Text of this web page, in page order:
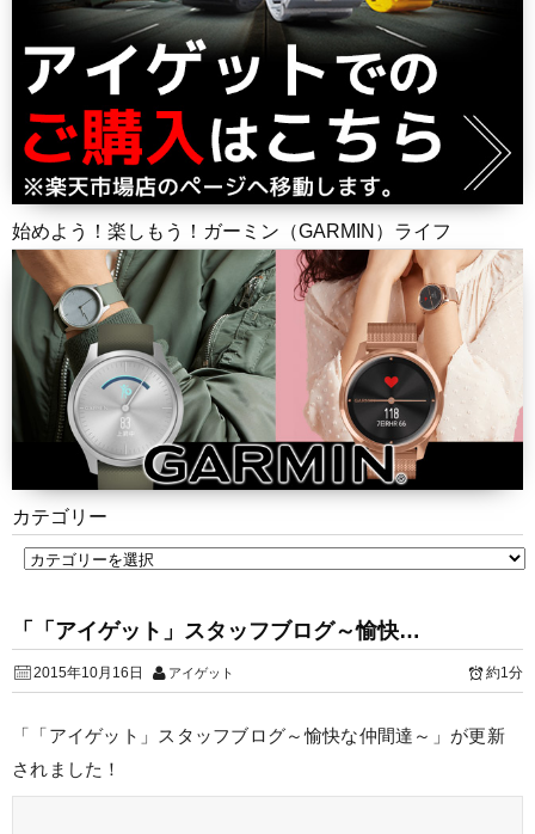
始めよう！楽しもう！ガーミン（GARMIN）ライフ
カテゴリー
「「アイゲット」スタッフブログ～愉快…
2015年10月16日 アイゲット 約1分
「「アイゲット」スタッフブログ～愉快な仲間達～」が更新
されました！